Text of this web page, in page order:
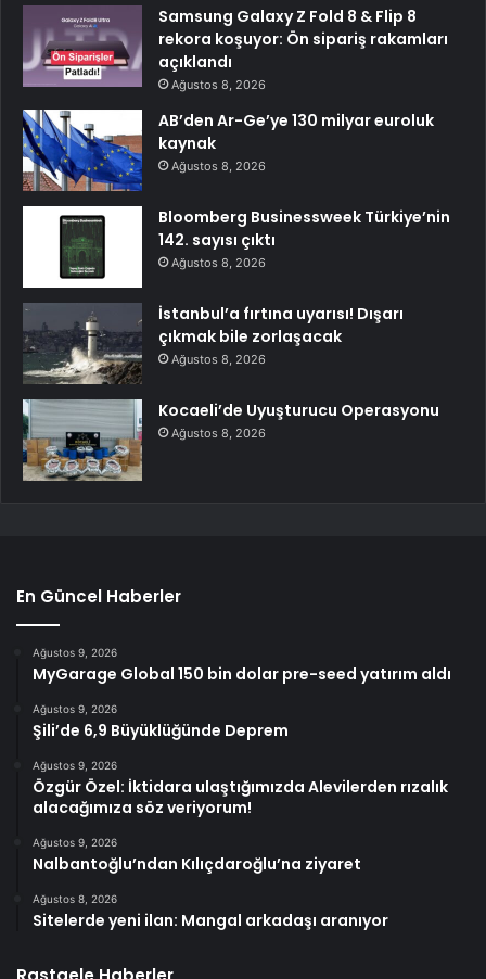
Samsung Galaxy Z Fold 8 & Flip 8
rekora koşuyor: Ön sipariş rakamları
açıklandı
Ağustos 8, 2026
AB’den Ar-Ge’ye 130 milyar euroluk
kaynak
Ağustos 8, 2026
Bloomberg Businessweek Türkiye’nin
142. sayısı çıktı
Ağustos 8, 2026
İstanbul’a fırtına uyarısı! Dışarı
çıkmak bile zorlaşacak
Ağustos 8, 2026
Kocaeli’de Uyuşturucu Operasyonu
Ağustos 8, 2026
En Güncel Haberler
Ağustos 9, 2026
MyGarage Global 150 bin dolar pre-seed yatırım aldı
Ağustos 9, 2026
Şili’de 6,9 Büyüklüğünde Deprem
Ağustos 9, 2026
Özgür Özel: İktidara ulaştığımızda Alevilerden rızalık
alacağımıza söz veriyorum!
Ağustos 9, 2026
Nalbantoğlu’ndan Kılıçdaroğlu’na ziyaret
Ağustos 8, 2026
Sitelerde yeni ilan: Mangal arkadaşı aranıyor